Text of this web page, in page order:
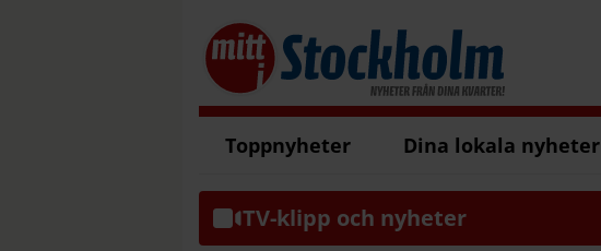
Toppnyheter Dina lokala nyheter
TV-klipp och nyheter